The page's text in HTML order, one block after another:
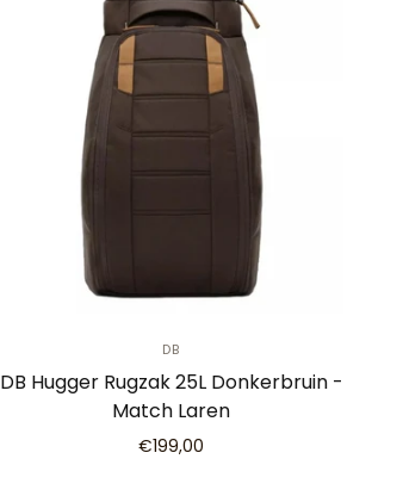
DB
DB Hugger Rugzak 25L Donkerbruin -
Match Laren
€199,00